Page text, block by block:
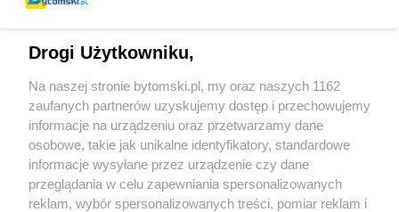
5 / 0
Wydawca mediów lokalnych
Drogi Użytkowniku,
Na naszej stronie bytomski.pl, my oraz naszych 1162
zaufanych partnerów uzyskujemy dostęp i przechowujemy
informacje na urządzeniu oraz przetwarzamy dane
osobowe, takie jak unikalne identyfikatory, standardowe
informacje wysyłane przez urządzenie czy dane
przeglądania w celu zapewniania spersonalizowanych
reklam, wybór spersonalizowanych treści, pomiar reklam i